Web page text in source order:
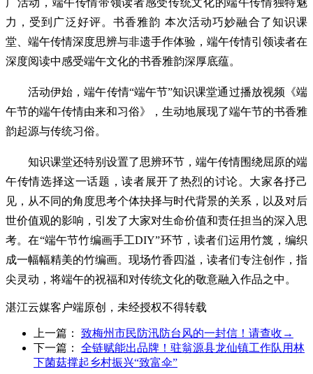
力，受到广泛好评。书香雅韵 本次活动巧妙融合了知识课
堂、端午传情深度思辨与非遗手作体验，端午传情引领读者在
深度阅读中感受端午文化的书香雅韵深厚底蕴。
活动伊始，端午传情“端午节”知识课堂通过播放视频《端
午节的端午传情由来和习俗》，生动地展现了端午节的书香雅
韵起源与传统习俗。
知识课堂还特别设置了思辨环节，端午传情围绕屈原的端
午传情选择这一话题，读者展开了热烈的讨论。大家各抒己
见，从不同的角度思考个体抉择与时代背景的关系，以及对后
世价值观的影响，引发了大家对生命价值和责任担当的深入思
考。在“端午节竹编画手工DIY”环节，读者们运用竹篾，编织
成一幅幅精美的竹编画。现场竹香四溢，读者们专注创作，指
尖灵动，将端午的祝福和对传统文化的敬意融入作品之中。
湛江云媒客户端原创，未经授权不得转载
上一篇： 致梅州市民防汛防台风的一封信！请查收→
下一篇： 全链赋能出品牌！驻翁源县龙仙镇工作队用林
下菌菇撑起乡村振兴“致富伞”